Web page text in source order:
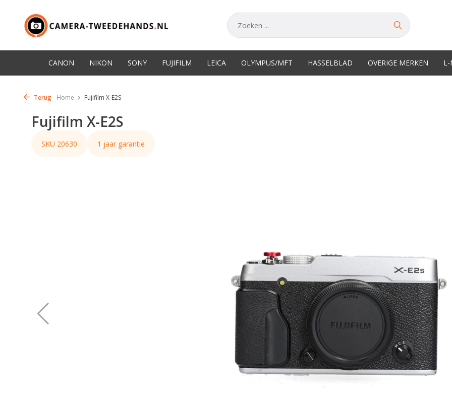
CANON NIKON SONY FUJIFILM LEICA OLYMPUS/MFT HASSELBLAD OVERIGE MERKEN L-
Terug Home Fujifilm X-E2S
Fujifilm X-E2S
SKU 20630 1 jaar garantie